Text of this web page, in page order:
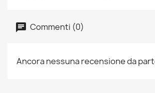
Commenti (0)
Ancora nessuna recensione da